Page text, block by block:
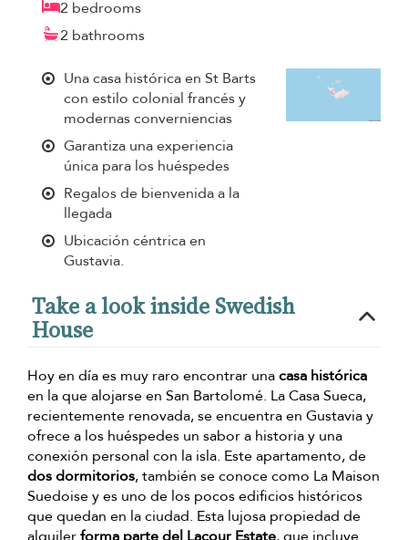
2 bedrooms
2 bathrooms
Una casa histórica en St Barts
con estilo colonial francés y
modernas converniencias
Garantiza una experiencia
única para los huéspedes
Regalos de bienvenida a la
llegada
Ubicación céntrica en
Gustavia.
Take a look inside Swedish
House
Hoy en día es muy raro encontrar unacasa histórica
en la que alojarse en San Bartolomé. La Casa Sueca,
recientemente renovada, se encuentra en Gustavia y
ofrece a los huéspedes un sabor a historia y una
conexión personal con la isla. Este apartamento, de
dos dormitorios, también se conoce como La Maison
Suedoise y es uno de los pocos edificios históricos
que quedan en la ciudad. Esta lujosa propiedad de